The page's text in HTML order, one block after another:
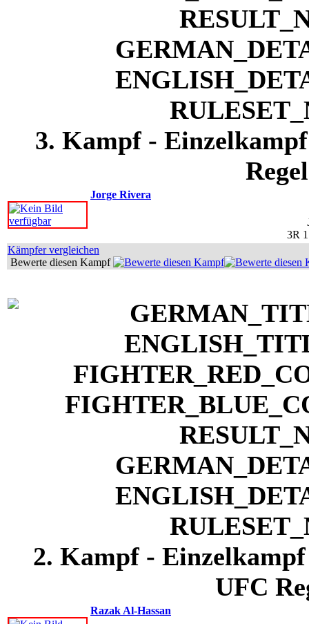
3. Kampf -
Jorge Rivera
3R
Kämpfer vergleichen
Bewerte diesen Kampf
2. Kampf -
UFC
Razak Al-Hassan